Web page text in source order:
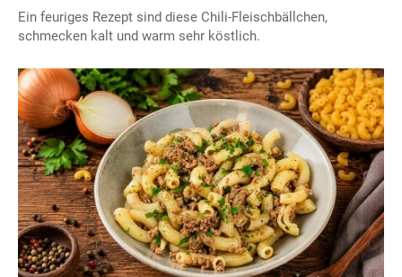
Ein feuriges Rezept sind diese Chili-Fleischbällchen,
schmecken kalt und warm sehr köstlich.